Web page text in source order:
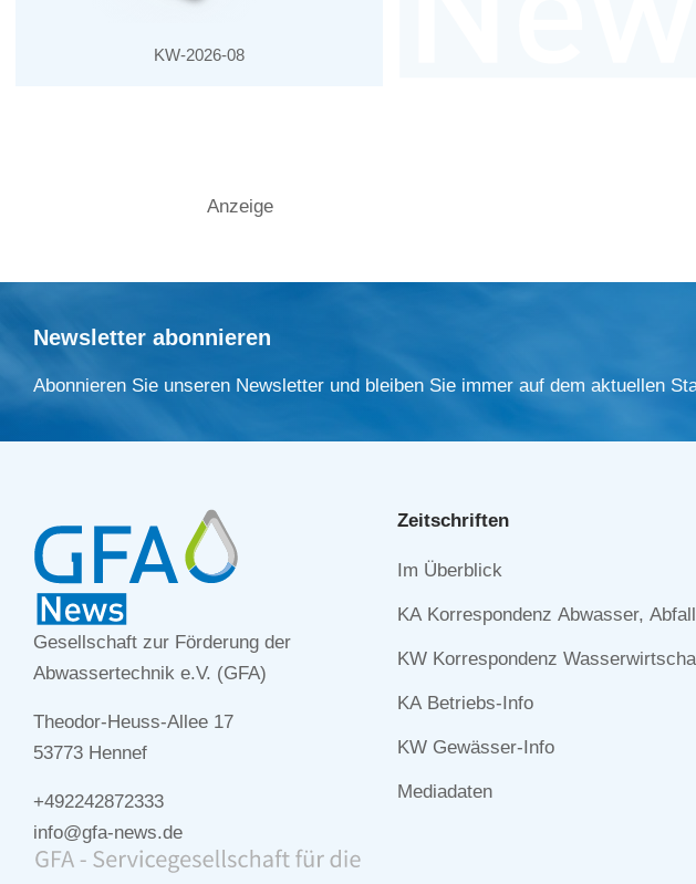
KW-2026-08
Anzeige
Newsletter abonnieren
Abonnieren Sie unseren Newsletter und bleiben Sie immer auf dem aktuellen
Gesellschaft zur Förderung der
Abwassertechnik e.V. (GFA)
Theodor-Heuss-Allee 17
53773 Hennef
+492242872333
info@gfa-news.de
Zeitschriften
Navigation
Im Überblick
KA Korrespondenz Abwasser, Abfall
KW Korrespondenz
KA Betriebs-Info
KW Gewässer-Info
Mediadaten